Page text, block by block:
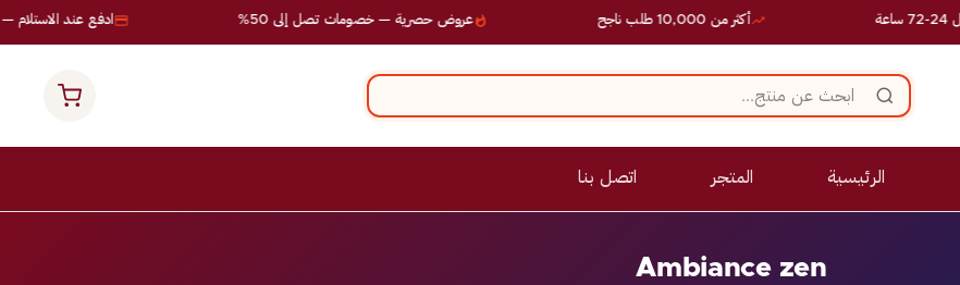
ادفع عند الاستلام — عروض حصرية — خصومات تصل إلى 50% أكثر من 10,000 طلب ناجح
الرئيسية المتجر اتصل بنا
Ambiance zen